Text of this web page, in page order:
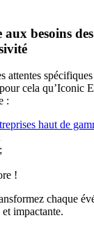
besoins
attentes
cela qu’Iconic
:
haut de
;
!
chaque
impactante.